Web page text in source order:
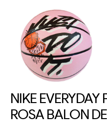
NIKE
ROSA BALON